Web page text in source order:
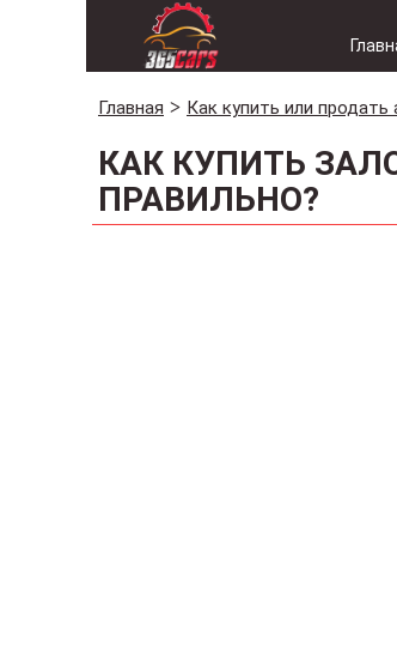
Главная Как купить или продать
КАК КУПИТЬ
ПРАВИЛЬНО?